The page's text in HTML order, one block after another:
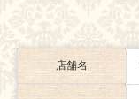
店舗名